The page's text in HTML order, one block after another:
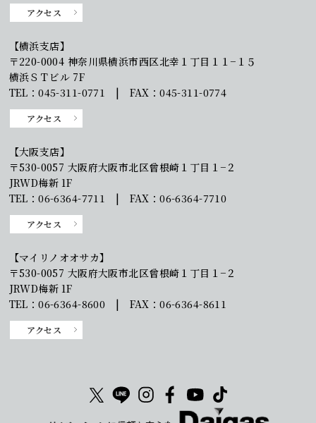
アクセス
【横浜支店】
〒220-0004 神奈川県横浜市西区北幸１丁目１１−１５
横浜ＳＴビル 7F
TEL：045-311-0771 | FAX：045-311-0774
アクセス
【大阪支店】
〒530-0057 大阪府大阪市北区曾根崎１丁目１−２
JRWD梅新 1F
TEL：06-6364-7711 | FAX：06-6364-7710
アクセス
【マイリノオオサカ】
〒530-0057 大阪府大阪市北区曾根崎１丁目１−２
JRWD梅新 1F
TEL：06-6364-8600 | FAX：06-6364-8611
アクセス